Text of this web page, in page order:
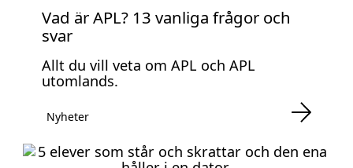
Vad är APL? 13 vanliga frågor och
svar
Allt du vill veta om APL och APL
utomlands.
Nyheter